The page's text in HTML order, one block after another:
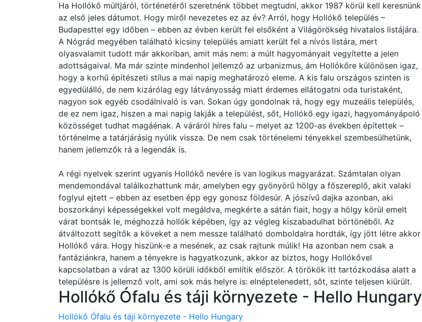
Ha Hollókő múltjáról, történetéről szeretnénk többet megtudni, akkor 1987 körül kell keresnünk
az első jeles dátumot. Hogy miről nevezetes ez az év? Arról, hogy Hollókő település –
Budapesttel egy időben – ebben az évben került fel elsőként a Világörökség hivatalos listájára.
A Nógrád megyében található kicsiny település amiatt került fel a nívós listára, mert
olyasvalamit tudott már akkoriban, amit más nem: a múlt hagyományait vegyítette a jelen
adottságaival. Ma már szinte mindenhol jellemző az urbanizmus, ám Hollókőre különösen igaz,
hogy a korhű építészeti stílus a mai napig meghatározó eleme. A kis falu országos szinten is
egyedülálló, de nem kizárólag egy látványosság miatt érdemes ellátogatni oda turistaként,
nagyon sok egyéb csodálnivaló is van. Sokan úgy gondolnak rá, hogy egy muzeális település,
de ez nem igaz, hiszen a mai napig lakják a települést, sőt, Hollókő egy igazi, hagyományápoló
közösséget tudhat magáénak. A váráról híres falu – melyet az 1200-as években építettek –
történelme a tatárjárásig nyúlik vissza. De nem csak történelemi tényekkel szembesülhetünk,
hanem jellemzők rá a legendák is.
A régi nyelvek szerint ugyanis Hollókő nevére is van logikus magyarázat. Számtalan olyan
mendemondával találkozhattunk már, amelyben egy gyönyörű hölgy a főszereplő, akit valaki
foglyul ejtett – ebben az esetben épp egy gonosz földesúr. A jószívű dajka azonban, aki
boszorkányi képességekkel volt megáldva, megkérte a sátán fiait, hogy a hölgy körül emelt
várat bontsák le, méghozzá hollók képében, így az végleg kiszabadulhat börtönéből. Az
átváltozott segítők a köveket a nem messze található domboldalra hordták, így jött létre akkor
Hollókő vára. Hogy hiszünk-e a mesének, az csak rajtunk múlik! Ha azonban nem csak a
fantáziánkra, hanem a tényekre is hagyatkozunk, akkor az biztos, hogy Hollókővel
kapcsolatban a várat az 1300 körüli időkből említik először. A törökök itt tartózkodása alatt a
településre is jellemző volt, ami sok más helyre is: elnéptelenedett, sőt, szinte teljesen kiürült.
Hollókő Ófalu és táji környezete - Hello Hungary
Hollókő Ófalu és táji környezete - Hello Hungary